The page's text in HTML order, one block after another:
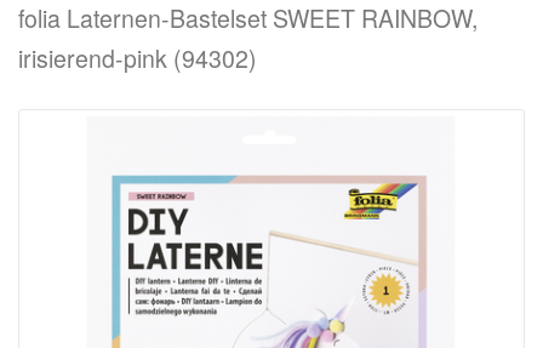
folia Laternen-Bastelset SWEET RAINBOW,
irisierend-pink (94302)